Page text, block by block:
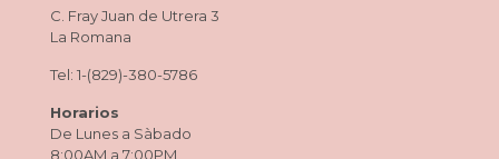
C. Fray Juan de Utrera 3
La Romana
Tel: 1-(829)-380-5786
Horarios
De Lunes a Sàbado
8:00AM a 7:00PM